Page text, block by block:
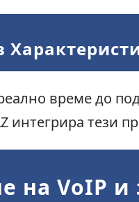
време до
интегрира тези
на VoIP